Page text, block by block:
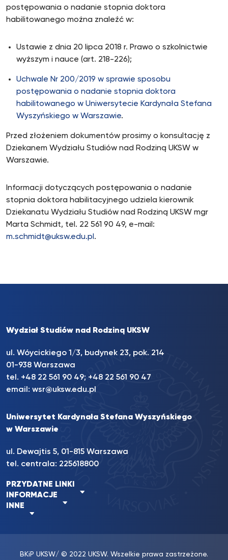
postępowania o nadanie stopnia doktora
habilitowanego można znaleźć w:
Ustawie z dnia 20 lipca 2018 r. Prawo o szkolnictwie
wyższym i nauce (art. 218-226);
Uchwale Nr 200/2019 w sprawie sposobu
postępowania o nadanie stopnia doktora
habilitowanego w Uniwersytecie Kardynała Stefana
Wyszyńskiego w Warszawie.
Przed złożeniem dokumentów prosimy o konsultację z
Dziekanem Wydziału Studiów nad Rodziną UKSW w
Warszawie.
Informacji dotyczących postępowania o nadanie
stopnia doktora habilitacyjnego udziela kierownik
Dziekanatu Wydziału Studiów nad Rodziną UKSW mgr
Marta Schmidt, tel. 22 561 90 49, e-mail:
m.schmidt@uksw.edu.pl .
Wydział Studiów nad Rodziną UKSW
ul. Wóycickiego 1/3, budynek 23, pok. 214
01-938 Warszawa
tel. +48 22 561 90 49; +48 22 561 90 47
email: wsr@uksw.edu.pl
Uniwersytet Kardynała Stefana Wyszyńskiego
w Warszawie
ul. Dewajtis 5, 01-815 Warszawa
tel. centrala: 225618800
PRZYDATNE LINKI
INFORMACJE
INNE
BKiP UKSW/ © 2022 UKSW. Wszelkie prawa zastrzeżone.